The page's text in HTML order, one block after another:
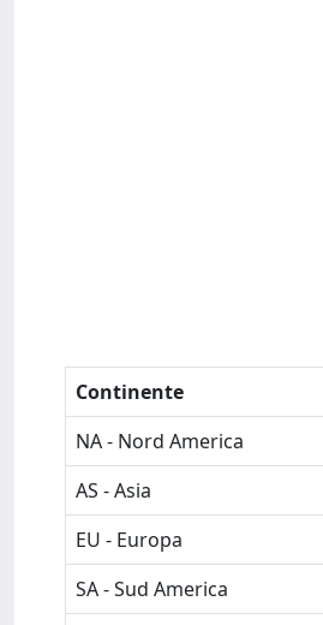
Continente
NA - Nord America
AS - Asia
EU - Europa
SA - Sud America